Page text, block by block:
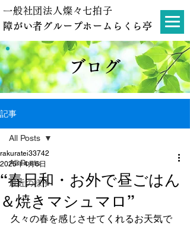
一般社団法人燦々七拍子
障がい者グループホームらくら亭
ブログ
記事
All Posts
最近の様子
All Posts
“春日和・お外で昼ごはん
＆焼きマシュマロ”
rakuratei33742
2025年4月6日
久々の春を感じさせてくれるお天気で